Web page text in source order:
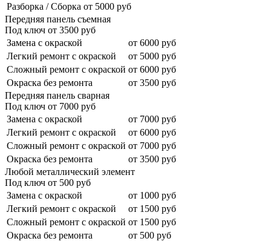
Разборка / Сборка от 5000 руб
Передняя панель съемная
Под ключ от 3500 руб
Замена с окраской
от 6000 руб
Легкий ремонт с окраской
от 5000 руб
Сложный ремонт с окраской от 6000 руб
Окраска без ремонта
от 3500 руб
Передняя панель сварная
Под ключ от 7000 руб
Замена с окраской
от 7000 руб
Легкий ремонт с окраской
от 6000 руб
Сложный ремонт с окраской от 7000 руб
Окраска без ремонта
от 3500 руб
Любой металлический элемент
Под ключ от 500 руб
Замена с окраской
от 1000 руб
Легкий ремонт с окраской
от 1500 руб
Сложный ремонт с окраской от 1500 руб
Окраска без ремонта
от 500 руб